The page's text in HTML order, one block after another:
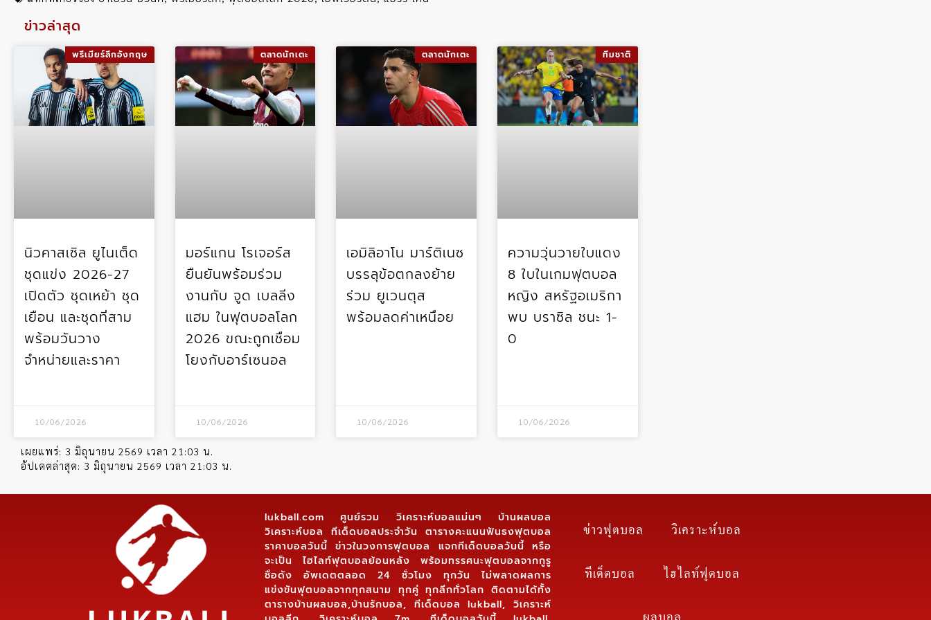
ข่าวล่าสุด
พรีเมียร์ลีกอังกฤษ
นิวคาสเซิล ยูไนเต็ด
ชุดแข่ง 2026-27
เปิดตัว ชุดเหย้า ชุด
เยือน และชุดที่สาม
พร้อมวันวาง
จำหน่ายและราคา
10/06/2026
ตลาดนักเตะ
มอร์แกน โรเจอร์ส
ยืนยันพร้อมร่วม
งานกับ จูด เบลลิ่ง
แฮม ในฟุตบอลโลก
2026 ขณะถูกเชื่อม
โยงกับอาร์เซนอล
10/06/2026
ตลาดนักเตะ
เอมิลิอาโน มาร์ติเนซ
บรรลุข้อตกลงย้าย
ร่วม ยูเวนตุส
พร้อมลดค่าเหนื่อย
10/06/2026
ทีมชาติ
ความวุ่นวายใบแดง
8 ใบในเกมฟุตบอล
หญิง สหรัฐอเมริกา
พบ บราซิล ชนะ 1-
0
10/06/2026
เผยแพร่: 3 มิถุนายน 2569 เวลา 21:03 น.
อัปเดตล่าสุด: 3 มิถุนายน 2569 เวลา 21:03 น.
lukball.com ศูนย์รวม วิเคราะห์บอลแม่นๆ บ้านผลบอล
วิเคราะห์บอล ทีเด็ดบอลประจำวัน ตารางคะแนนฟันธงฟุตบอล
ราคาบอลวันนี้ ข่าวในวงการฟุตบอล แจกทีเด็ดบอลวันนี้ หรือ
จะเป็น ไฮไลท์ฟุตบอลย้อนหลัง พร้อมทรรศนะฟุตบอลจากกูรู
ชื่อดัง อัพเดตตลอด 24 ชั่วโมง ทุกวัน ไม่พลาดผลการ
แข่งขันฟุตบอลจากทุกสนาม ทุกคู่ ทุกลีกทั่วโลก ติดตามได้ทั้ง
ตารางบ้านผลบอล,บ้านรักบอล, ทีเด็ดบอล lukball, วิเคราะห์
ข่าวฟุตบอล
วิเคราะห์บอล
ทีเด็ดบอล
ไฮไลท์ฟุตบอล